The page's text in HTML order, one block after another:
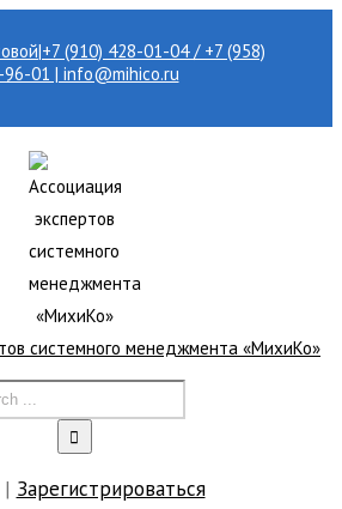
|+7 (910) 428-01-04 / +7 (958)
96-01 | info@mihico.ru
Зарегистрироваться